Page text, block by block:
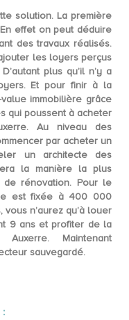
solution. La première
effet on peut déduire
des travaux réalisés.
les loyers perçus
plus qu’il n’y a
Et pour finir à la
immobilière grâce
qui poussent à acheter
. Au niveau des
par acheter un
un architecte des
la manière la plus
rénovation. Pour le
est fixée à 400 000
n’aurez qu’à louer
9 anset profiter de la
Maintenant
sauvegardé.